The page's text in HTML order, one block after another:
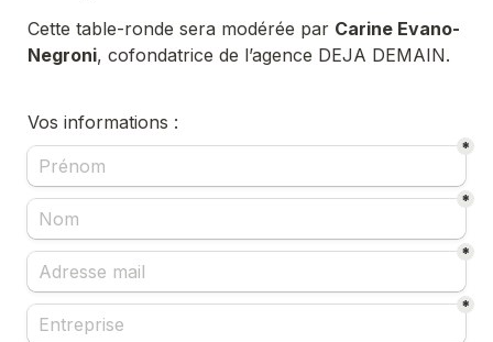
Cette table-ronde sera modérée par Carine Evano-
Negroni, cofondatrice de l’agence DEJA DEMAIN.
Vos informations :
*
*
*
*